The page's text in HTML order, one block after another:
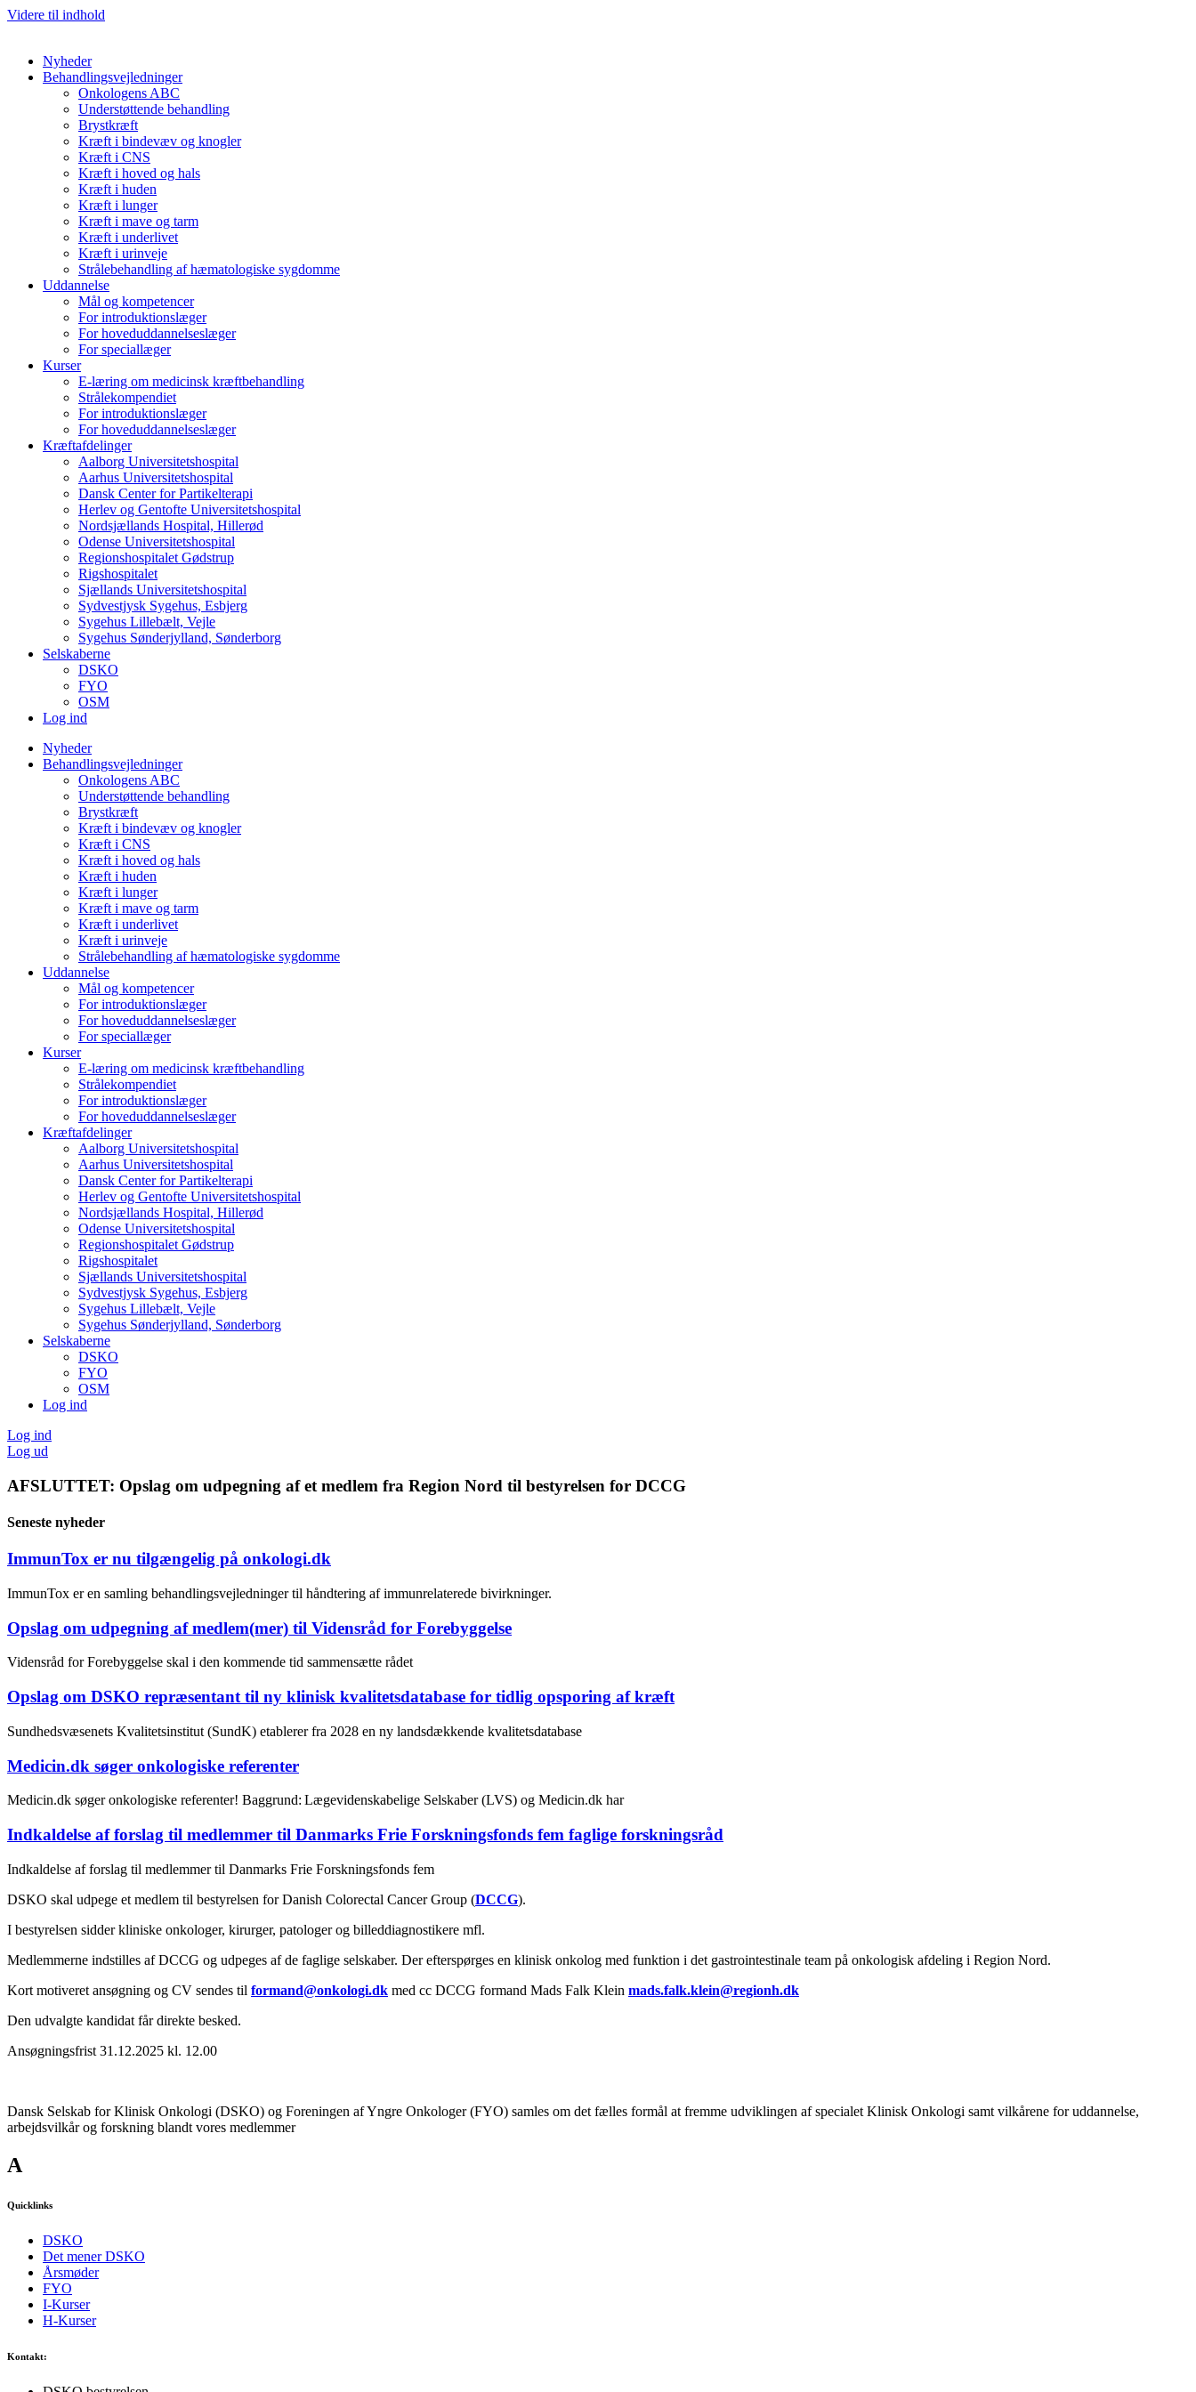
Videre til indhold
Nyheder
Behandlingsvejledninger
Onkologens ABC
Understøttende behandling
Brystkræft
Kræft i bindevæv og knogler
Kræft i CNS
Kræft i hoved og hals
Kræft i huden
Kræft i lunger
Kræft i mave og tarm
Kræft i underlivet
Kræft i urinveje
Strålebehandling af hæmatologiske sygdomme
Uddannelse
Mål og kompetencer
For introduktionslæger
For hoveduddannelseslæger
For speciallæger
Kurser
E-læring om medicinsk kræftbehandling
Strålekompendiet
For introduktionslæger
For hoveduddannelseslæger
Kræftafdelinger
Aalborg Universitetshospital
Aarhus Universitetshospital
Dansk Center for Partikelterapi
Herlev og Gentofte Universitetshospital
Nordsjællands Hospital, Hillerød
Odense Universitetshospital
Regionshospitalet Gødstrup
Rigshospitalet
Sjællands Universitetshospital
Sydvestjysk Sygehus, Esbjerg
Sygehus Lillebælt, Vejle
Sygehus Sønderjylland, Sønderborg
Selskaberne
DSKO
FYO
OSM
Log ind
Nyheder
Behandlingsvejledninger
Onkologens ABC
Understøttende behandling
Brystkræft
Kræft i bindevæv og knogler
Kræft i CNS
Kræft i hoved og hals
Kræft i huden
Kræft i lunger
Kræft i mave og tarm
Kræft i underlivet
Kræft i urinveje
Strålebehandling af hæmatologiske sygdomme
Uddannelse
Mål og kompetencer
For introduktionslæger
For hoveduddannelseslæger
For speciallæger
Kurser
E-læring om medicinsk kræftbehandling
Strålekompendiet
For introduktionslæger
For hoveduddannelseslæger
Kræftafdelinger
Aalborg Universitetshospital
Aarhus Universitetshospital
Dansk Center for Partikelterapi
Herlev og Gentofte Universitetshospital
Nordsjællands Hospital, Hillerød
Odense Universitetshospital
Regionshospitalet Gødstrup
Rigshospitalet
Sjællands Universitetshospital
Sydvestjysk Sygehus, Esbjerg
Sygehus Lillebælt, Vejle
Sygehus Sønderjylland, Sønderborg
Selskaberne
DSKO
FYO
OSM
Log ind
Log ind
Log ud
AFSLUTTET: Opslag om udpegning af et medlem fra Region Nord til bestyrelsen for DCCG
Seneste nyheder
ImmunTox er nu tilgængelig på onkologi.dk
ImmunTox er en samling behandlingsvejledninger til håndtering af immunrelaterede bivirkninger.
Opslag om udpegning af medlem(mer) til Vidensråd for Forebyggelse
Vidensråd for Forebyggelse skal i den kommende tid sammensætte rådet
Opslag om DSKO repræsentant til ny klinisk kvalitetsdatabase for tidlig opsporing af kræft
Sundhedsvæsenets Kvalitetsinstitut (SundK) etablerer fra 2028 en ny landsdækkende kvalitetsdatabase
Medicin.dk søger onkologiske referenter
Medicin.dk søger onkologiske referenter! Baggrund: Lægevidenskabelige Selskaber (LVS) og Medicin.dk har
Indkaldelse af forslag til medlemmer til Danmarks Frie Forskningsfonds fem faglige forskningsråd
Indkaldelse af forslag til medlemmer til Danmarks Frie Forskningsfonds fem
DSKO skal udpege et medlem til bestyrelsen for Danish Colorectal Cancer Group (DCCG).
I bestyrelsen sidder kliniske onkologer, kirurger, patologer og billeddiagnostikere mfl.
Medlemmerne indstilles af DCCG og udpeges af de faglige selskaber. Der efterspørges en klinisk onkolog med funktion i det gastrointestinale team på onkologisk afdeling i Region Nord.
Kort motiveret ansøgning og CV sendes til formand@onkologi.dk med cc DCCG formand Mads Falk Klein mads.falk.klein@regionh.dk
Den udvalgte kandidat får direkte besked.
Ansøgningsfrist 31.12.2025 kl. 12.00
Dansk Selskab for Klinisk Onkologi (DSKO) og Foreningen af Yngre Onkologer (FYO) samles om det fælles formål at fremme udviklingen af specialet Klinisk Onkologi samt vilkårene for uddannelse,
arbejdsvilkår og forskning blandt vores medlemmer
A
Quicklinks
DSKO
Det mener DSKO
Årsmøder
FYO
I-Kurser
H-Kurser
Kontakt: